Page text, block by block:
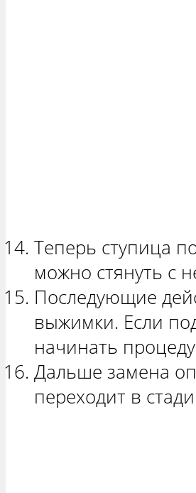
Теперь ступица
можно стянуть с
Последующие
выжимки. Если
начинать
Дальше замена
переходит в